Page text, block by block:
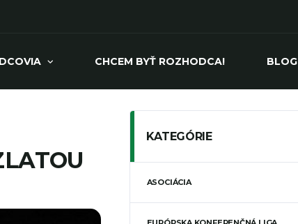
CHCEM BYŤ ROZHODCA! BLOG
KATEGÓRIE
ASOCIÁCIA